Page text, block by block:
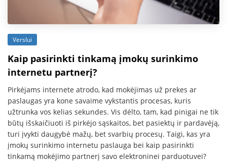
Verslui
Kaip pasirinkti tinkamą įmokų surinkimo
internetu partnerį?
Pirkėjams internete atrodo, kad mokėjimas už prekes ar
paslaugas yra kone savaime vykstantis procesas, kuris
užtrunka vos kelias sekundes. Vis dėlto, tam, kad pinigai ne tik
būtų išskaičiuoti iš pirkėjo sąskaitos, bet pasiektų ir pardavėją,
turi įvykti daugybė mažų, bet svarbių procesų. Taigi, kas yra
įmokų surinkimo internetu paslauga bei kaip pasirinkti
tinkamą mokėjimo partnerį savo elektroninei parduotuvei?